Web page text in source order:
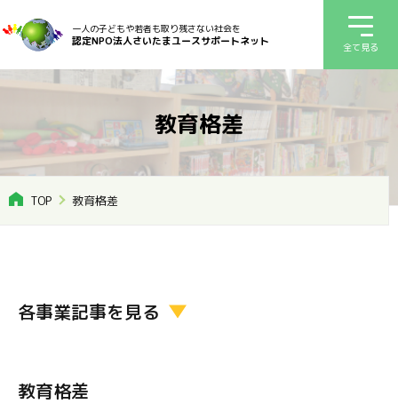
一人の子どもや若者も取り残さない社会を
認定NPO法人さいたまユースサポートネット 全て見る
教育格差
TOP 教育格差
各事業記事を見る
教育格差